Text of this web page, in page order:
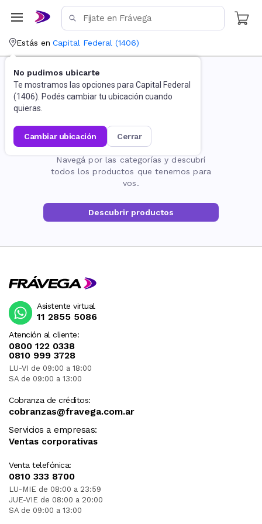
Estás en Capital Federal (1406)
No pudimos ubicarte
Te mostramos las opciones para Capital Federal
(1406). Podés cambiar tu ubicación cuando
quieras.
cambiar ubicación cerrar
La página no existe
Navegá por las categorías y descubrí
todos los productos que tenemos para
vos.
Descubrir productos
Atención al cliente:
0800 122 0338
0810 999 3728
LU-VI de 09:00 a 18:00
SA de 09:00 a 13:00
Cobranza de créditos:
cobranzas@fravega.com.ar
Servicios a empresas:
Ventas corporativas
Venta telefónica:
0810 333 8700
LU-MIE de 08:00 a 23:59
JUE-VIE de 08:00 a 20:00
SA de 09:00 a 13:00
Asistente virtual
11 2855 5086